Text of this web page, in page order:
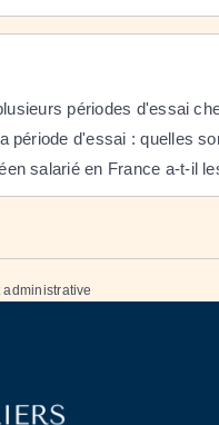
périodes d'essai
période d'essai : quelles
salarié en France a-t-il